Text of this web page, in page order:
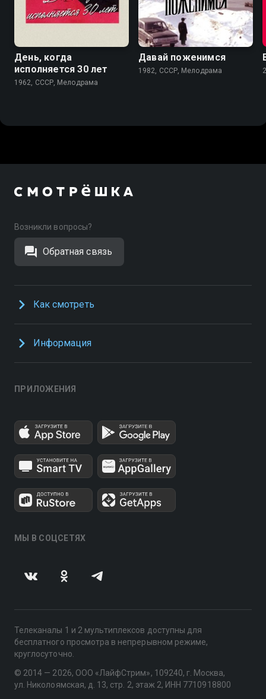
5.7
День, когда
исполняется 30 лет
1962, СССР, Мелодрама
6.8
Давай поженимся
1982, СССР, Мелодрама
Возникли вопросы?
Обратная связь
Как смотреть
Информация
ПРИЛОЖЕНИЯ
МЫ В СОЦСЕТЯХ
Телеканалы 1 и 2 мультиплексов доступны для
бесплатного просмотра в непрерывном режиме,
круглосуточно.
© 2014 — 2026, ООО «ЛайфСтрим», 109240, г. Москва,
ул. Николоямская, д. 13, стр. 2, этаж 2, ИНН 7710918800